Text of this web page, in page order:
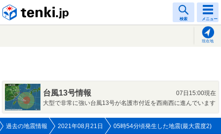
検索 メニュー
現在地
台風13号情報
07日15:00現在
大型で非常に強い台風13号が名護市付近を西南西に進んでいます
過去の地震情報 2021年08月21日 05時54分頃発生した地震(最大震度2)